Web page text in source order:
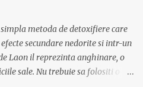
metoda de detoxifiere care
secundare nedorite si intr-un
Laon il reprezinta anghinare, o
sale. Nu trebuie sa folositi o